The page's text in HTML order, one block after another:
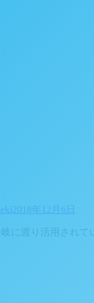
2018年12月6日
に渡り活用されて